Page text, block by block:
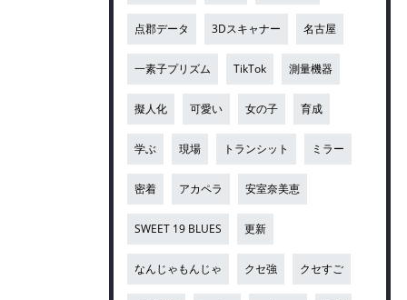
点郡データ 3Dスキャナー 名古屋
一素子プリズム TikTok 測量機器
擬人化 可愛い 女の子 育成
学ぶ 現場 トランシット ミラー
密着 アカペラ 安室奈美恵
SWEET 19 BLUES 更新
なんじゃもんじゃ クセ強 クセすご